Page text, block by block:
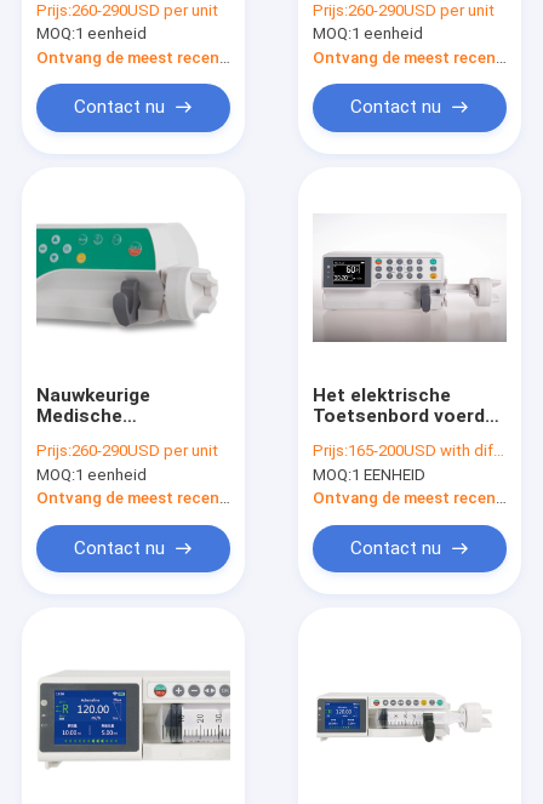
voor het Ziekenhuis
Prijs:260-290USD per unit
MOQ:1 eenheid
Contact nu
Medische Spuit voor
Icu-Materiaal
Prijs:260-290USD per unit
MOQ:1 eenheid
Contact nu
Nauwkeurige
Medische
150ml/h-de Pomp
van de Spuitinjectie
ISO 13485
Prijs:260-290USD per unit
MOQ:1 eenheid
Contact nu
Het elektrische
Toetsenbord voerde
Gemakkelijke
Spuitpompen in
vormt Goedgekeurd
Prijs:165-200USD with different qty
MOQ:1 EENHEID
Contact nu